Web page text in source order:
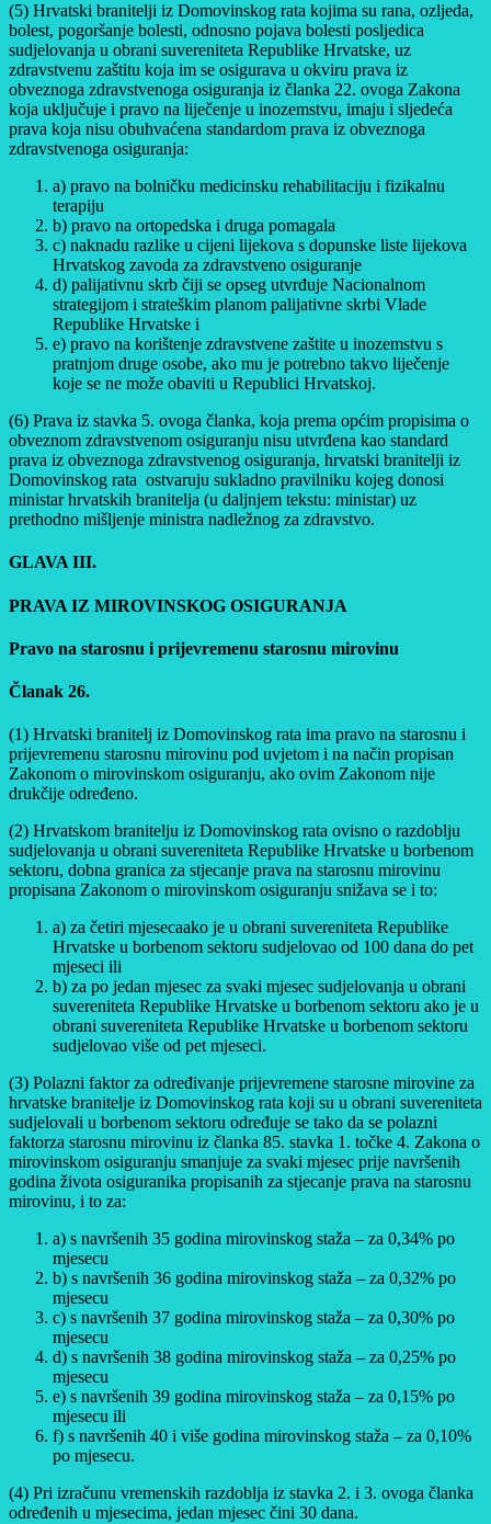
(5) Hrvatski branitelji iz Domovinskog rata kojima su rana, ozljeda,
bolest, pogoršanje bolesti, odnosno pojava bolesti posljedica
sudjelovanja u obrani suvereniteta Republike Hrvatske, uz
zdravstvenu zaštitu koja im se osigurava u okviru prava iz
obveznoga zdravstvenoga osiguranja iz članka 22. ovoga Zakona
koja uključuje i pravo na liječenje u inozemstvu, imaju i sljedeća
prava koja nisu obuhvaćena standardom prava iz obveznoga
zdravstvenoga osiguranja:
a) pravo na bolničku medicinsku rehabilitaciju i fizikalnu
terapiju
b) pravo na ortopedska i druga pomagala
c) naknadu razlike u cijeni lijekova s dopunske liste lijekova
Hrvatskog zavoda za zdravstveno osiguranje
d) palijativnu skrb čiji se opseg utvrđuje Nacionalnom
strategijom i strateškim planom palijativne skrbi Vlade
Republike Hrvatske i
e) pravo na korištenje zdravstvene zaštite u inozemstvu s
pratnjom druge osobe, ako mu je potrebno takvo liječenje
koje se ne može obaviti u Republici Hrvatskoj.
(6) Prava iz stavka 5. ovoga članka, koja prema općim propisima o
obveznom zdravstvenom osiguranju nisu utvrđena kao standard
prava iz obveznoga zdravstvenog osiguranja, hrvatski branitelji iz
Domovinskog rata ostvaruju sukladno pravilniku kojeg donosi
ministar hrvatskih branitelja (u daljnjem tekstu: ministar) uz
prethodno mišljenje ministra nadležnog za zdravstvo.
GLAVA III.
PRAVA IZ MIROVINSKOG OSIGURANJA
Pravo na starosnu i prijevremenu starosnu mirovinu
Članak 26.
(1) Hrvatski branitelj iz Domovinskog rata ima pravo na starosnu i
prijevremenu starosnu mirovinu pod uvjetom i na način propisan
Zakonom o mirovinskom osiguranju, ako ovim Zakonom nije
drukčije određeno.
(2) Hrvatskom branitelju iz Domovinskog rata ovisno o razdoblju
sudjelovanja u obrani suvereniteta Republike Hrvatske u borbenom
sektoru, dobna granica za stjecanje prava na starosnu mirovinu
propisana Zakonom o mirovinskom osiguranju snižava se i to:
a) za četiri mjesecaako je u obrani suvereniteta Republike
Hrvatske u borbenom sektoru sudjelovao od 100 dana do pet
mjeseci ili
b) za po jedan mjesec za svaki mjesec sudjelovanja u obrani
suvereniteta Republike Hrvatske u borbenom sektoru ako je u
obrani suvereniteta Republike Hrvatske u borbenom sektoru
sudjelovao više od pet mjeseci.
(3) Polazni faktor za određivanje prijevremene starosne mirovine za
hrvatske branitelje iz Domovinskog rata koji su u obrani suvereniteta
sudjelovali u borbenom sektoru određuje se tako da se polazni
faktorza starosnu mirovinu iz članka 85. stavka 1. točke 4. Zakona o
mirovinskom osiguranju smanjuje za svaki mjesec prije navršenih
godina života osiguranika propisanih za stjecanje prava na starosnu
mirovinu, i to za:
a) s navršenih 35 godina mirovinskog staža – za 0,34% po
mjesecu
b) s navršenih 36 godina mirovinskog staža – za 0,32% po
mjesecu
c) s navršenih 37 godina mirovinskog staža – za 0,30% po
mjesecu
d) s navršenih 38 godina mirovinskog staža – za 0,25% po
mjesecu
e) s navršenih 39 godina mirovinskog staža – za 0,15% po
mjesecu ili
f) s navršenih 40 i više godina mirovinskog staža – za 0,10%
po mjesecu.
(4) Pri izračunu vremenskih razdoblja iz stavka 2. i 3. ovoga članka
određenih u mjesecima, jedan mjesec čini 30 dana.